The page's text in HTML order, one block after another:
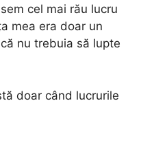
cel mai rău lucru
mea era doar un
nu trebuia să lupte
doar când lucrurile